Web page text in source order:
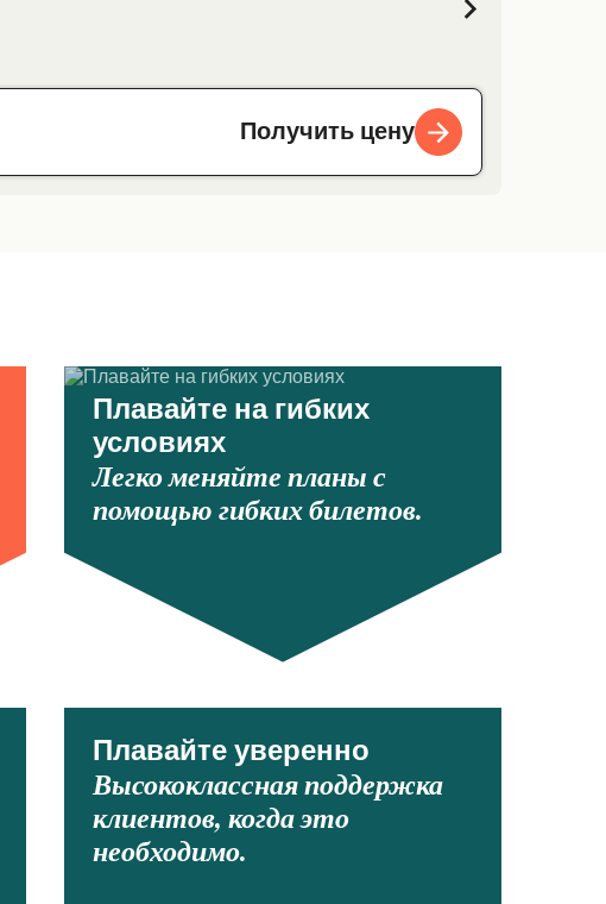
Получить цену
Плавайте на гибких
условиях
Легко меняйте планы с
помощью гибких билетов.
Плавайте уверенно
Высококлассная поддержка
клиентов, когда это
необходимо.